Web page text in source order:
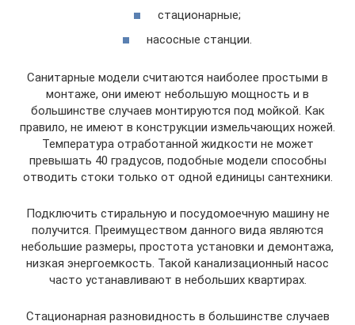
стационарные;
насосные станции.
Санитарные модели считаются наиболее простыми в
монтаже, они имеют небольшую мощность и в
большинстве случаев монтируются под мойкой. Как
правило, не имеют в конструкции измельчающих ножей.
Температура отработанной жидкости не может
превышать 40 градусов, подобные модели способны
отводить стоки только от одной единицы сантехники.
Подключить стиральную и посудомоечную машину не
получится. Преимуществом данного вида являются
небольшие размеры, простота установки и демонтажа,
низкая энергоемкость. Такой канализационный насос
часто устанавливают в небольших квартирах.
Стационарная разновидность в большинстве случаев